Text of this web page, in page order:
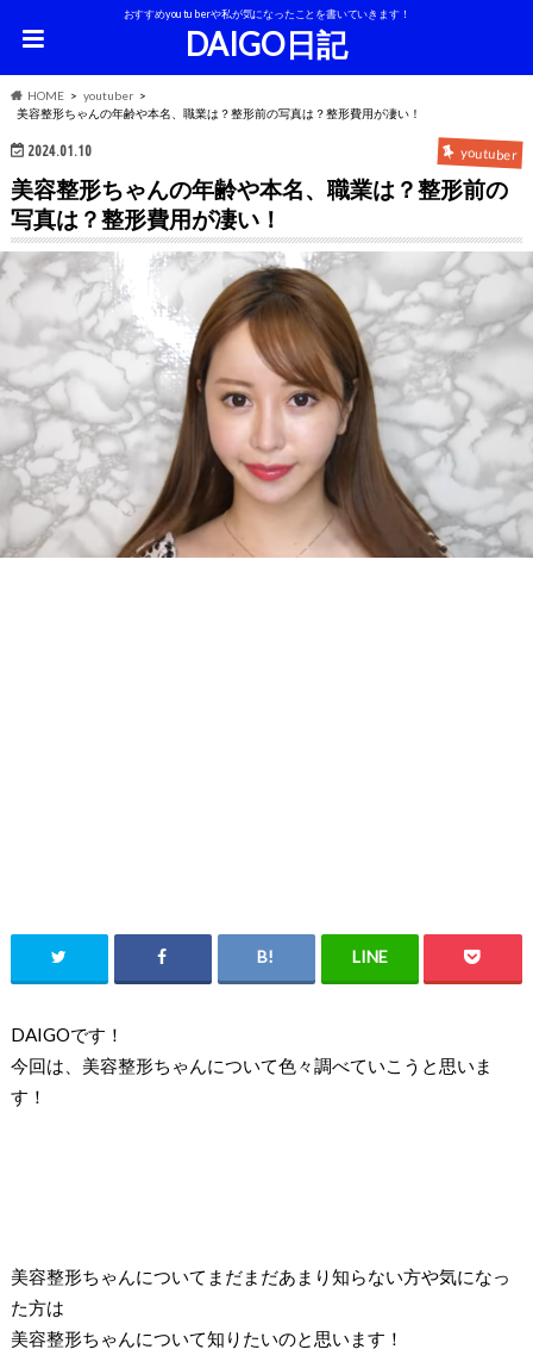
おすすめyoutuberや私が気になったことを書いていきます！
DAIGO日記
HOME
youtuber
美容整形ちゃんの年齢や本名、職業は？整形前の写真は？整形費用が凄い！
2024.01.10 youtuber
美容整形ちゃんの年齢や本名、職業は？整形前の
写真は？整形費用が凄い！
DAIGOです！
今回は、 美容整形ちゃんについて色々調べていこうと思いま
す！
美容整形ちゃんについてまだまだあまり知らない方や気になっ
た方は
美容整形ちゃんについて知りたいのと思います！